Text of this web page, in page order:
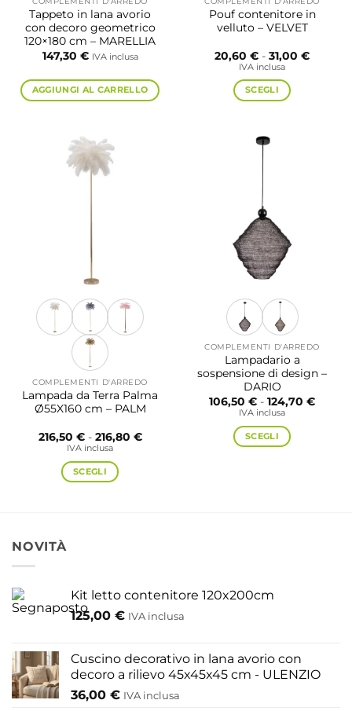
Tappeto in lana avorio
con decoro geometrico
120×180 cm – MARELLIA
147,30 € IVA inclusa
AGGIUNGI AL CARRELLO
Pouf contenitore in
velluto – VELVET
20,60 € - 31,00 €Fascia
IVA inclusa
SCEGLI
ha
più
opzioni
possono
essere
scelte
nella
del
prodotto
COMPLEMENTI D'ARREDO
Lampada da Terra Palma
Ø55X160 cm – PALM
216,50 € - 216,80 €Fascia
IVA inclusa
SCEGLI
opzioni
essere
nella
pagina
del
prodotto
COMPLEMENTI D'ARREDO
Lampadario a
sospensione di design –
DARIO
106,50 € - 124,70 €Fascia
IVA inclusa
SCEGLI
scelte
del
prodotto
NOVITÀ
Kit letto contenitore 120x200cm
125,00 € IVA inclusa
Cuscino decorativo in lana avorio con
decoro a rilievo 45x45x45 cm - ULENZIO
36,00 € IVA inclusa